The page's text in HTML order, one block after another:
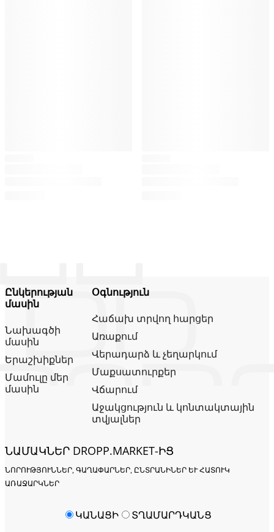
Ընկերության
մասին
Նախագծի
մասին
Երաշխիքներ
Մամուլը մեր
մասին
Օգնություն
Հաճախ տրվող հարցեր
Առաքում
Վերադարձ և չեղարկում
Մաքսատուրքեր
Վճարում
Աջակցություն և կոնտակտային
տվյալներ
ՆԱՄԱԿՆԵՐ DROPP.MARKET-ԻՑ
ՆՈՐՈՒԹՅՈՒՆՆԵՐ, ԳԱՂԱՓԱՐՆԵՐ, ԸՆՏՐԱՆԻՆԵՐ ԵՒ ՀԱՏՈՒԿ Ա
ՌԱՋԱՐԿՆԵՐ
ԿԱՆԱՑԻ ՏՂԱՄԱՐԴԿԱՆՑ